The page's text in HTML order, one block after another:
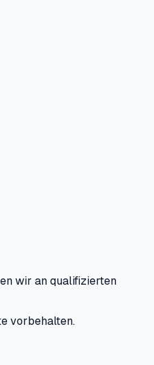
wir an qualifizierten
vorbehalten.